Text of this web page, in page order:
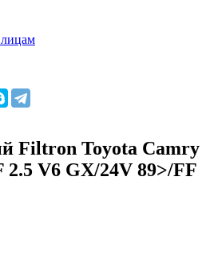
Filtron Toyota Camry
2.5 V6 GX/24V 89>/FF